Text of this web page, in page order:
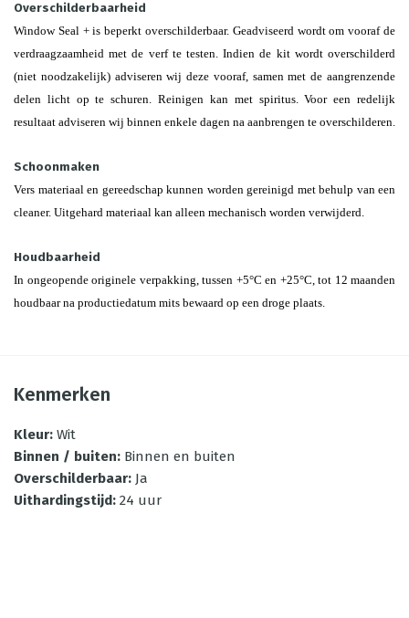
Overschilderbaarheid
Window Seal + is beperkt overschilderbaar. Geadviseerd wordt om vooraf de
verdraagzaamheid met de verf te testen. Indien de kit wordt overschilderd
(niet noodzakelijk) adviseren wij deze vooraf, samen met de aangrenzende
delen licht op te schuren. Reinigen kan met spiritus. Voor een redelijk
resultaat adviseren wij binnen enkele dagen na aanbrengen te overschilderen.
Schoonmaken
Vers materiaal en gereedschap kunnen worden gereinigd met behulp van een
cleaner. Uitgehard materiaal kan alleen mechanisch worden verwijderd.
Houdbaarheid
In ongeopende originele verpakking, tussen +5°C en +25°C, tot 12 maanden
houdbaar na productiedatum mits bewaard op een droge plaats.
Kenmerken
Kleur: Wit
Binnen / buiten: Binnen en buiten
Overschilderbaar: Ja
Uithardingstijd: 24 uur